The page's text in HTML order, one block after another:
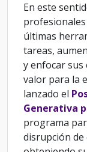
En este
últimas
tareas,
y enfocar sus
valor para la
lanzado el
Generativa
programa
disrupción de